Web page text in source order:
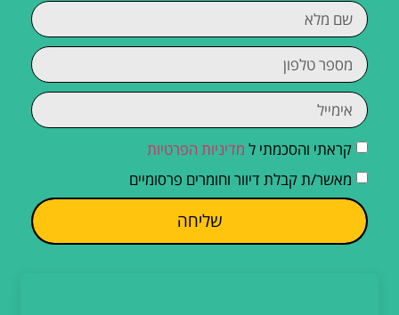
קראתי והסכמתי ל מדיניות הפרטיות
מאשר/ת קבלת דיוור וחומרים פרסומיים
שליחה